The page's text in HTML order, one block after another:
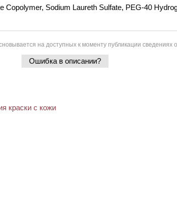
Sodium Laureth Sulfate, PEG-40
на доступных к моменту публикации сведениях
Ошибка в описании?